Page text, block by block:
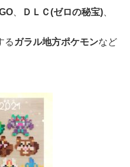
ＤＬＣ(ゼロの秘宝)
る ガラル地方ポケモンなど